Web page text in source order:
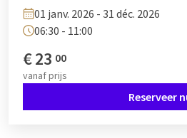
01 janv. 2026 - 31 déc. 2026
06:30 - 11:00
€23 00
vanafprijs
Reserveer